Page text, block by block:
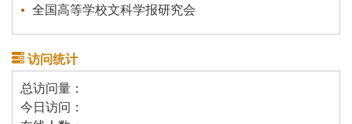
全国高等学校文科学报研究会
访问统计
总访问量：
今日访问：